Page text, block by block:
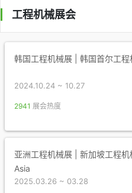
工程机械展会
韩国工程机械展 | 韩国首尔工
2024.10.24 ~ 10.27
2941 展会热度
亚洲工程机械展 | 新加坡工程
Asia
2025.03.26 ~ 03.28